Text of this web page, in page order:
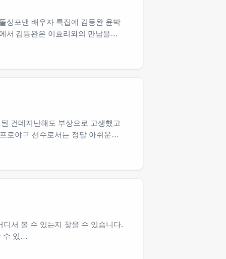
싱포맨 배우자 특집에 김동완 윤박
서 김동완은 이효리와의 만남을
건데지난해도 부상으로 고생했고
로야구 선수로서는 정말 아쉬운
서 볼 수 있는지 찾을 수 있습니다.
수 있…